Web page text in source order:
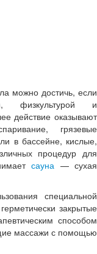
можно достичь, если
физкультурой и
действие оказывают
грязевые
в бассейне, кислые,
процедур для
сауна — сухая
специальной
закрытые
способом
массажи с помощью